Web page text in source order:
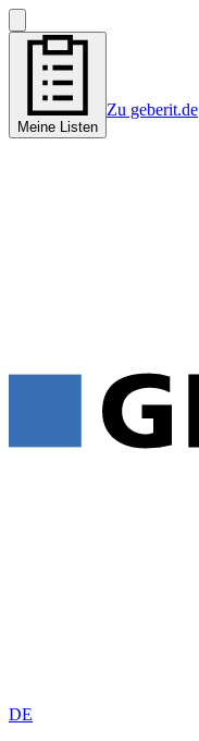
Meine Listen
Zu geberit.de
DE